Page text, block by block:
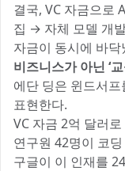
결국, VC 자금으로
집 → 자체 모델 개
자금이 동시에 바닥
비즈니스가 아닌 ‘
에단 딩은 윈드서
표현한다.
VC 자금 2억 달러로
연구원 42명이 코
구글이 이 인재를